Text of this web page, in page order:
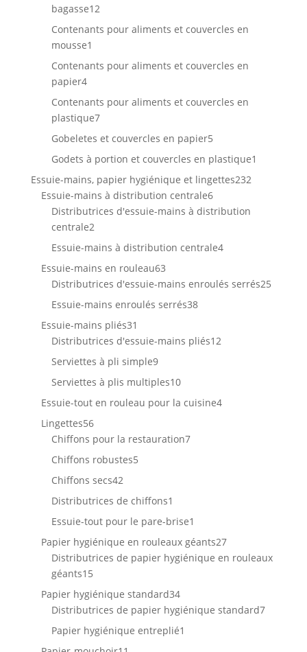
bagasse1212
produits
Contenants pour aliments et couvercles en
mousse1
produit
Contenants pour aliments et couvercles en
papier44
produits
Contenants pour aliments et couvercles en
plastique77
produits
Gobeletes et couvercles en papier55
produits
Godets à portion et couvercles en plastique1
Essuie-mains, papier hygiénique et lingettes232232
Essuie-mains à distribution centrale66
produits
Distributrices d'essuie-mains à distribution
centrale22
produits
Essuie-mains à distribution centrale44
Essuie-mains en rouleau6363
produits
Distributrices d'essuie-mains enroulés serrés2525
Essuie-mains enroulés serrés3838
Essuie-mains pliés31
produits
Distributrices d'essuie-mains pliés1212
Serviettes à pli simple99
produits
Serviettes à plis multiples1010
produits
Essuie-tout en rouleau pour la cuisine44
Lingettes5656
produits
Chiffons pour la restauration77
Chiffons robustes55
Chiffons secs4242
produits
Distributrices de chiffons1
produit
Essuie-tout pour le pare-brise1
produit
Papier hygiénique en rouleaux géants2727
produits
Distributrices de papier hygiénique en rouleaux
géants1515
produits
Papier hygiénique standard3434
produits
Distributrices de papier hygiénique standard77
Papier hygiénique entreplié1